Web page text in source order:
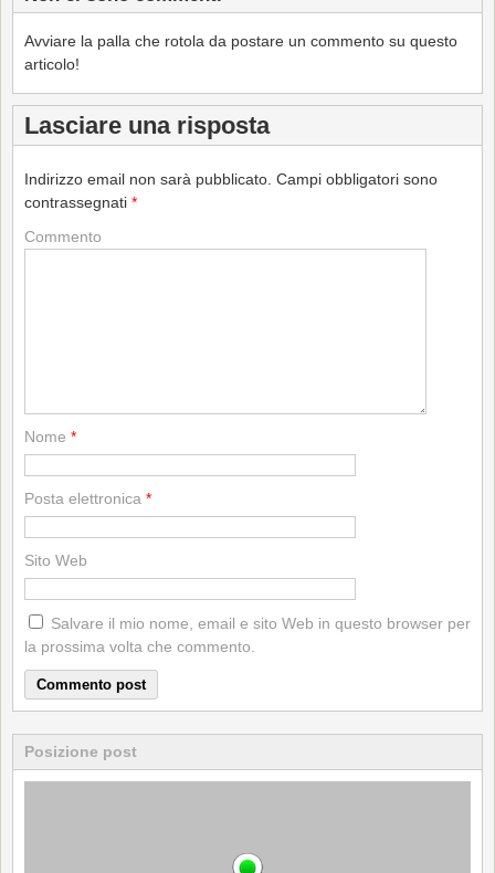
Avviare la palla che rotola da postare un commento su questo
articolo!
Lasciare una risposta
Indirizzo email non sarà pubblicato. Campi obbligatori sono
contrassegnati *
Commento
Nome *
Posta elettronica *
Sito Web
Salvare il mio nome, email e sito Web in questo browser per
la prossima volta che commento.
Posizione post